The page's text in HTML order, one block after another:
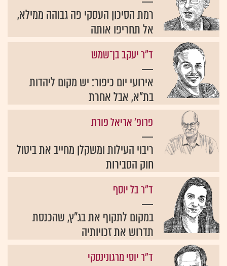
רמת הסיכון העסקי פה גבוהה ממילא,
אל תחריפו אותה
ד"ר יעקב בן־שמש
אירועי יום כיפור: יש מקום ליהדות
בת"א, אבל אחרת
פרופ' אריאל פורת
ריבוי העילות ומשקלן מחייב את ביטול
חוק הסבירות
ד"ר בל יוסף
במקום לתקוף את בג"ץ, שהכנסת
תדרוש את זכויותיה
ד"ר יוסי מרגונינסקי